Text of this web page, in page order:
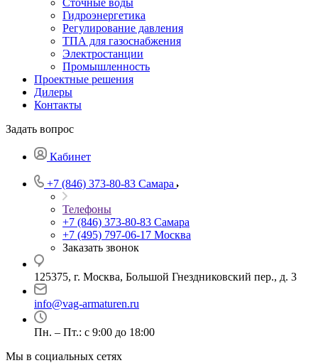
Сточные воды
Гидроэнергетика
Регулирование давления
ТПА для газоснабжения
Электростанции
Промышленность
Проектные решения
Дилеры
Контакты
Задать вопрос
Кабинет
+7 (846) 373-80-83 Самара
Телефоны
+7 (846) 373-80-83 Самара
+7 (495) 797-06-17 Москва
Заказать звонок
125375, г. Москва, Большой Гнездниковский пер., д. 3
info@vag-armaturen.ru
Пн. – Пт.: с 9:00 до 18:00
Мы в социальных сетях